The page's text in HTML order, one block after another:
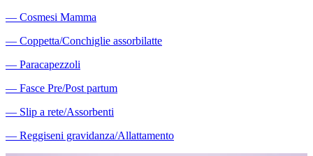
― Cosmesi Mamma
― Coppetta/Conchiglie assorbilatte
― Paracapezzoli
― Fasce Pre/Post partum
― Slip a rete/Assorbenti
― Reggiseni gravidanza/Allattamento